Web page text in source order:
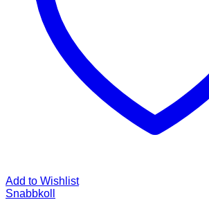
Add to Wishlist
Snabbkoll